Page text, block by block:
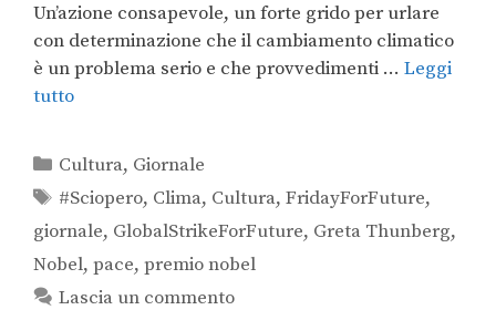
Un’azione consapevole, un forte grido per urlare
con determinazione che il cambiamento climatico
è un problema serio e che provvedimenti … Leggi
tutto
Cultura, Giornale
#Sciopero, Clima, Cultura,FridayForFuture,
giornale, GlobalStrikeForFuture, Greta Thunberg,
Nobel, pace, premio nobel
Lascia un commento